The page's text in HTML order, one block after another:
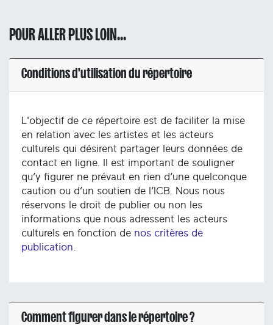
POUR ALLER PLUS LOIN...
Conditions d'utilisation du répertoire
L'objectif de ce répertoire est de faciliter la mise
en relation avec les artistes et les acteurs
culturels qui désirent partager leurs données de
contact en ligne. Il est important de souligner
qu’y figurer ne prévaut en rien d’une quelconque
caution ou d’un soutien de l’ICB. Nous nous
réservons le droit de publier ou non les
informations que nous adressent les acteurs
culturels en fonction de nos critères de
publication
Comment figurer dans le répertoire ?